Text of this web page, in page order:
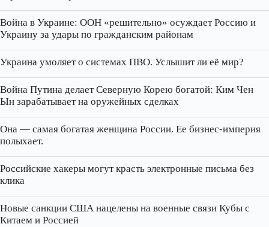
Война в Украине: ООН «решительно» осуждает Россию и
Украину за удары по гражданским районам
Украина умоляет о системах ПВО. Услышит ли её мир?
Война Путина делает Северную Корею богатой: Ким Чен
Ын зарабатывает на оружейных сделках
Она — самая богатая женщина России. Ее бизнес‑империя
полыхает.
Российские хакеры могут красть электронные письма без
клика
Новые санкции США нацелены на военные связи Кубы с
Китаем и Россией